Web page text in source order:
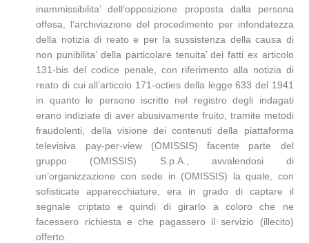
inammissibilita’ dell’opposizione proposta dalla persona
offesa, l’archiviazione del procedimento per infondatezza
della notizia di reato e per la sussistenza della causa di
non punibilita’ della particolare tenuita’ dei fatti ex articolo
131-bis del codice penale, con riferimento alla notizia di
reato di cui all’articolo 171-octies della legge 633 del 1941
in quanto le persone iscritte nel registro degli indagati
erano indiziate di aver abusivamente fruito, tramite metodi
fraudolenti, della visione dei contenuti della piattaforma
televisiva pay-per-view (OMISSIS) facente parte del
gruppo (OMISSIS) S.p.A., avvalendosi di
un’organizzazione con sede in (OMISSIS) la quale, con
sofisticate apparecchiature, era in grado di captare il
segnale criptato e quindi di girarlo a coloro che ne
facessero richiesta e che pagassero il servizio (illecito)
offerto.